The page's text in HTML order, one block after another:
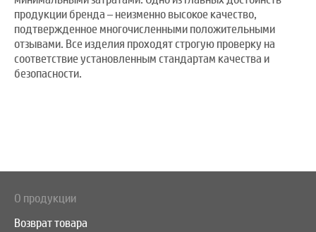
продукции бренда – неизменно высокое качество,
подтвержденное многочисленными положительными
отзывами. Все изделия проходят строгую проверку на
соответствие установленным стандартам качества и
безопасности.
О продукции
Возврат товара